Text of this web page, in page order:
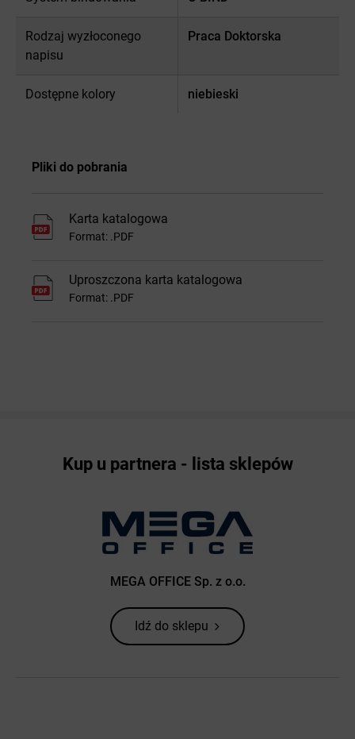
Rodzaj wyzłoconego
napisu
Praca Doktorska
Dostępne kolory niebieski
Pliki do pobrania
Karta katalogowa
Format: .PDF
Uproszczona karta katalogowa
Format: .PDF
Kup u partnera - lista sklepów
MEGA OFFICE Sp. z o.o.
Idź do sklepu